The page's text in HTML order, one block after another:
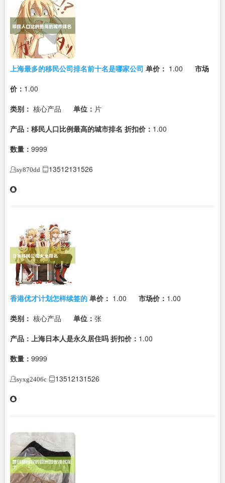
上海最多的移民公司排名前十名是哪家公司 单价： 1.00
市场
价： 1.00
类别： 核心产品 单位： 片
产品：移民人口比例最高的城市排名 折扣价： 1.00
数量： 9999
sy870dd 13512131526
香港优才计划怎样续签的 单价： 1.00 市场价： 1.00
类别： 核心产品 单位： 张
产品：上海日本人是永久居住吗 折扣价： 1.00
数量： 9999
syxg2406c 13512131526